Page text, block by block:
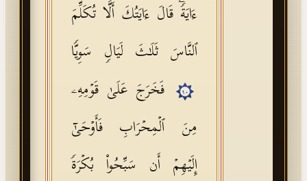
ءَایَةࣰۖ قَالَ ءَایَتُكَ أَلَّا تُكَلِّمَ
ٱلنَّاسَ ثَلَـٰثَ لَیَالࣲ سَوِیࣰّا
١٠
فَخَرَجَ عَلَىٰ قَوۡمِهِۦ
مِنَ ٱلۡمِحۡرَابِ فَأَوۡحَىٰۤ
إِلَیۡهِمۡ أَن سَبِّحُوا۟ بُكۡرَةࣰ